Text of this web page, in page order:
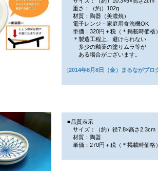
重さ：（約）102g
材質：陶器（美濃焼）
電子レンジ・家庭用食洗機OK
単価：320円＋税（＊掲載時価格
＊製造工程上、避けられない
多少の釉薬の塗りムラ等が
ある場合がございます。
[2014年8月8日（金）まるながブロ
■品質表示
サイズ：（約）径7.8×高さ2.3cm
材質：陶器
単価：270円＋税（＊掲載時価格